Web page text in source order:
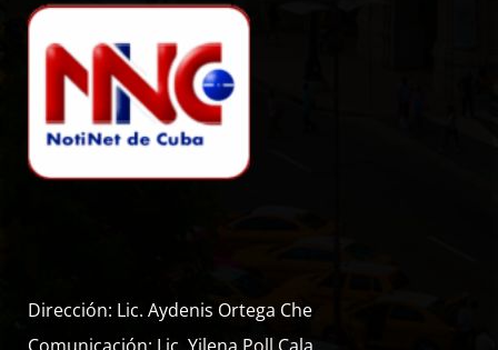
Dirección: Lic. Aydenis Ortega Che